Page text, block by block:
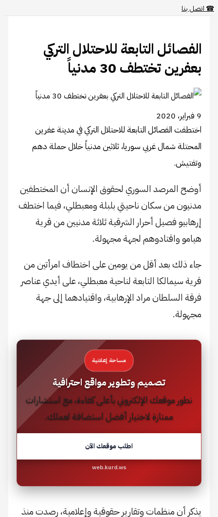
☎اتصل بنا
الفصائل التابعة للاحتلال التركي
بعفرين تختطف 30 مدنياً
9 فبراير، 2020
اختطفت الفصائل التابعة للاحتلال التركي في مدينة عفرين
المحتلة شمال غربي سوريا، ثلاثين مدنياً خلال حملة دهم
وتفتيش.
أوضح المرصد السوري لحقوق الإنسان أن المختطفين
مدنيون من سكان ناحيتي بلبلة ومعبطلي، فيما اختطف
إرهابيو فصيل أحرار الشرقية ثلاثة مدنيين من قرية
هيامو واقتادوهم لجهة مجهولة.
جاء ذلك بعد أقل من يومين على اختطاف امرأتين من
قرية سيمالكا التابعة لناحية معبطلي، على أيدي عناصر
فرقة السلطان مراد الإرهابية، واقتيادهما إلى جهة
مجهولة.
مساحة إعلانية
تصميم وتطوير مواقع احترافية
نطور موقعك الإلكتروني بأعلى كفاءة، مع استشارات
ممتازة لاختيار أفضل استضافة لعملك.
اطلب موقعك الآن
web.kurd.ws
يذكر أن منظمات وتقارير حقوقية وإعلامية، رصدت منذ